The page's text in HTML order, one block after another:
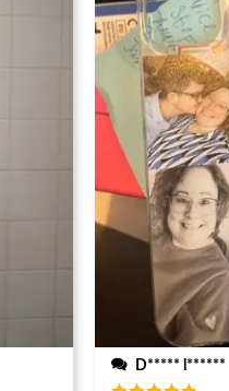
D***** l******